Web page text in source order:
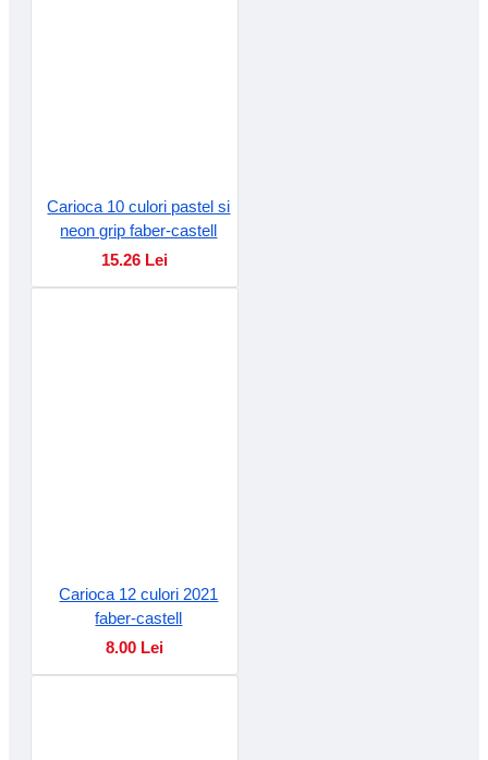
Carioca 10 culori pastel si
neon grip faber-castell
15.26 Lei
Carioca 12 culori 2021
faber-castell
8.00 Lei